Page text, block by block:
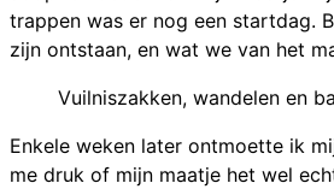
trappen was er nog een startdag.
zijn ontstaan, en wat we van het
Vuilniszakken, wandelen en
Enkele weken later ontmoette ik
me druk of mijn maatje het wel